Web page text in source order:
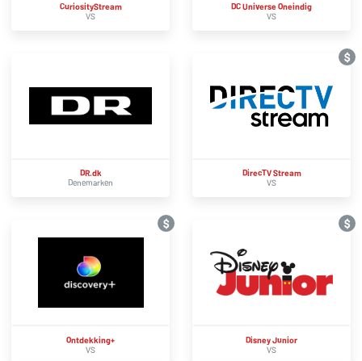
CuriosityStream
VS
DC Universe Oneindig
VS
DR.dk
Denemarken
$
DirecTV Stream
VS
$
Ontdekking+
VS
$
Disney Junior
VS